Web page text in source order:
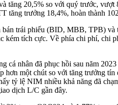
20,5% so với quý trước,
tăng trưởng 18,4%, hoàn thành
trái phiếu (BID, MBB, TPB)
tích cực. Về phía chi phí, chi
nhân đã phục hồi sau năm
một chút so với tăng trưởng
tỷ lệ NIM nhiều khả năng đã
dịch L/C gần đây.